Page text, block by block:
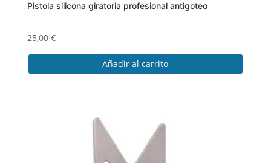
Pistola silicona giratoria profesional antigoteo
25,00 €
Añadir al carrito